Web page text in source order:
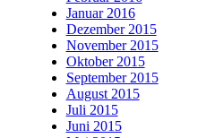
Januar 2016
Dezember 2015
November 2015
Oktober 2015
September 2015
August 2015
Juli 2015
Juni 2015